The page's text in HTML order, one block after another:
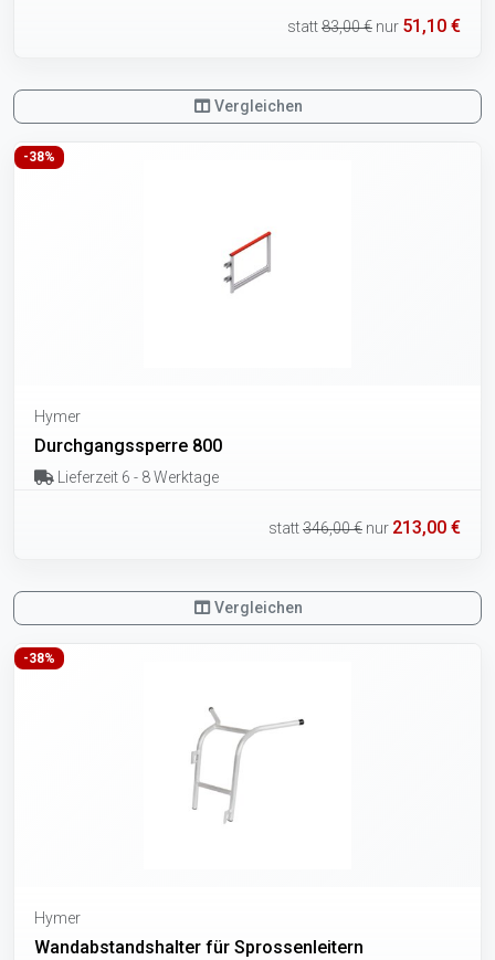
statt83,00 € nur 51,10 €
Vergleichen
-38%
Hymer
Durchgangssperre 800
Lieferzeit 6 - 8 Werktage
statt346,00 € nur 213,00 €
Vergleichen
-38%
Hymer
Wandabstandshalter für Sprossenleitern